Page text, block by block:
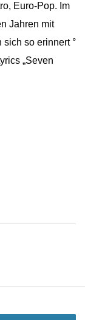
Euro-Pop. Im
Jahren mit
so erinnert °
„Seven